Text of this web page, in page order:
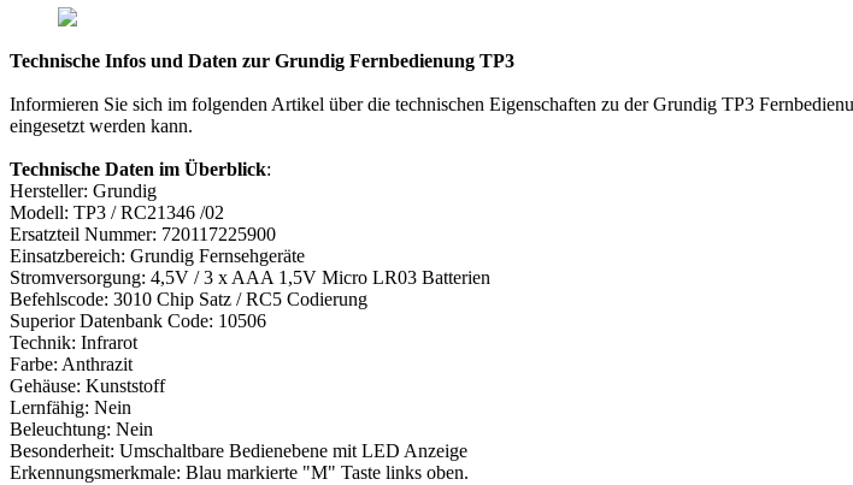
Technische Infos und Daten zur Grundig Fernbedienung TP3
Informieren Sie sich im folgenden Artikel über die technischen Eigenschaften zu der Grundig TP3
eingesetzt werden kann.
Technische Daten im Überblick:
Hersteller: Grundig
Modell: TP3 / RC21346 /02
Ersatzteil Nummer: 720117225900
Einsatzbereich: Grundig Fernsehgeräte
Stromversorgung: 4,5V / 3 x AAA 1,5V Micro LR03 Batterien
Befehlscode: 3010 Chip Satz / RC5 Codierung
Superior Datenbank Code: 10506
Technik: Infrarot
Farbe: Anthrazit
Gehäuse: Kunststoff
Lernfähig: Nein
Beleuchtung: Nein
Besonderheit: Umschaltbare Bedienebene mit LED Anzeige
Erkennungsmerkmale: Blau markierte "M" Taste links oben.